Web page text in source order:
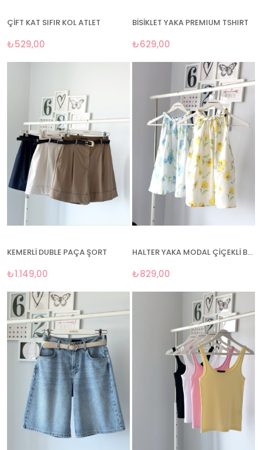
ÇİFT KAT SIFIR KOL ATLET
₺529,00
BİSİKLET YAKA PREMIUM TSHIRT
₺629,00
KEMERLİ DUBLE PAÇA ŞORT
₺1.149,00
HALTER YAKA MODAL ÇİÇEKLİ BLUZ
₺829,00